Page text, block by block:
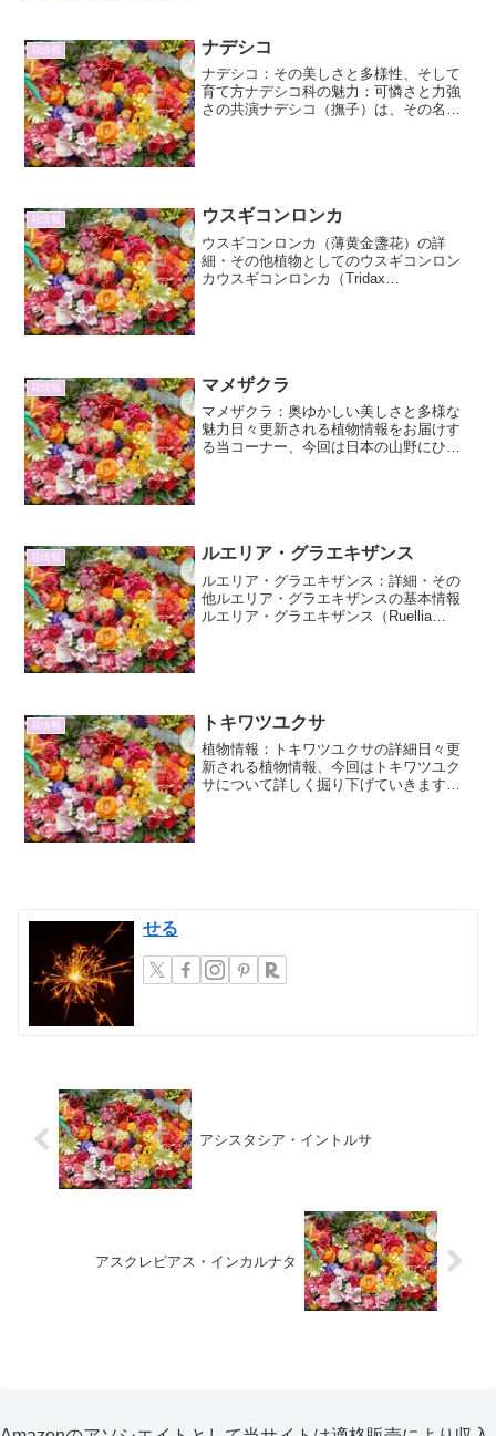
花情報 ナデシコ
ナデシコ：その美しさと多様性、そして
育て方ナデシコ科の魅力：可憐さと力強
さの共演ナデシコ（撫子）は、その名前
花情報 ウスギコンロンカ
ウスギコンロンカ（薄黄金盞花）の詳
細・その他植物としてのウスギコンロン
カウスギコンロンカ（Tridax
花情報 マメザクラ
マメザクラ：奥ゆかしい美しさと多様な
魅力日々更新される植物情報をお届けす
る当コーナー、今回は日本の山野にひっ
花情報 ルエリア・グラエキザンス
ルエリア・グラエキザンス：詳細・その
他ルエリア・グラエキザンスの基本情報
ルエリア・グラエキザンス（Ruellia
花情報 トキワツユクサ
植物情報：トキワツユクサの詳細日々更
新される植物情報、今回はトキワツユク
サについて詳しく掘り下げていきます。
せる
アシスタシア・イントルサ
アスクレピアス・インカルナタ